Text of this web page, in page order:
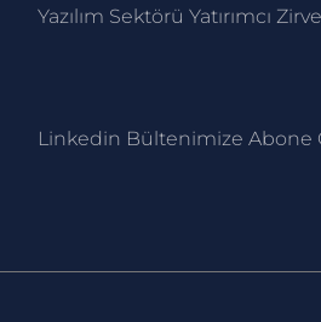
Yazılım Sektörü Yatırımcı
Linkedin Bültenimize Abone